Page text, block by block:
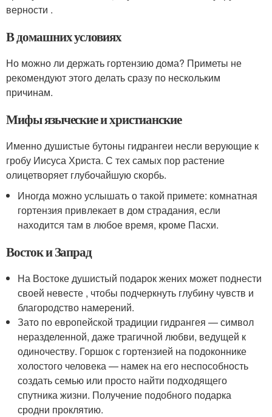
верности .
В домашних условиях
Но можно ли держать гортензию дома? Приметы не
рекомендуют этого делать сразу по нескольким
причинам.
Мифы языческие и христианские
Именно душистые бутоны гидрангеи несли верующие к
гробу Иисуса Христа. С тех самых пор растение
олицетворяет глубочайшую скорбь.
Иногда можно услышать о такой примете: комнатная
гортензия привлекает в дом страдания, если
находится там в любое время, кроме Пасхи.
Восток и Запрад
На Востоке душистый подарок жених может поднести
своей невесте , чтобы подчеркнуть глубину чувств и
благородство намерений.
Зато по европейской традиции гидрангея — символ
неразделенной, даже трагичной любви, ведущей к
одиночеству. Горшок с гортензией на подоконнике
холостого человека — намек на его неспособность
создать семью или просто найти подходящего
спутника жизни. Получение подобного подарка
сродни проклятию.